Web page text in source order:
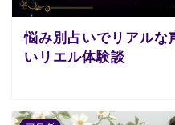
悩み別占いでリアルな
いリエル体験談